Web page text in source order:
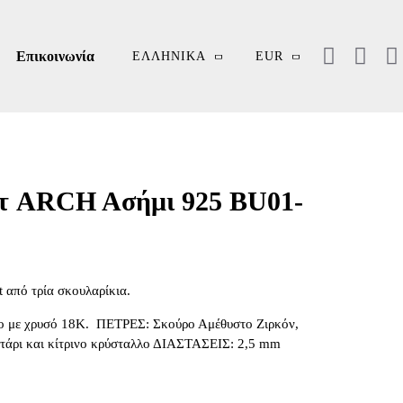
Επικοινωνία ΕΛΛΗΝΙΚΆ EUR
ARCH Aσήμι 925 BU01-
τρία σκουλαρίκια.
με χρυσό 18Κ. ΠΕΤΡΕΣ: Σκούρο Αμέθυστο Ζιρκόν,
και κίτρινο κρύσταλλο ΔΙΑΣΤΑΣΕΙΣ: 2,5 mm